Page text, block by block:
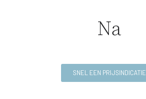
Na
SNEL EEN PRIJSINDICATIE